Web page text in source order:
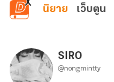
ข้ามไปยังเนื้อหาหลัก
นิยาย เว็บตูน
SIRO
@nongmintty